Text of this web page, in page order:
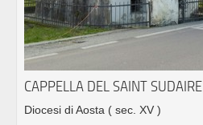
CAPPELLA DEL SAINT SUDAIRE
Diocesi di Aosta ( sec. XV )